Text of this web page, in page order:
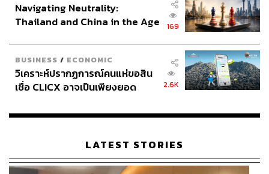
Navigating Neutrality:
Thailand and China in the Age
169
BUSINESS / ECONOMIC
วิเคราะห์ปรากฏการณ์คนแห่ขอสิน
เชื่อ CLICX อาจเป็นเพียงยอด
เรือนไทยที่ถูกซุกไว้
2.6K
LATEST STORIES